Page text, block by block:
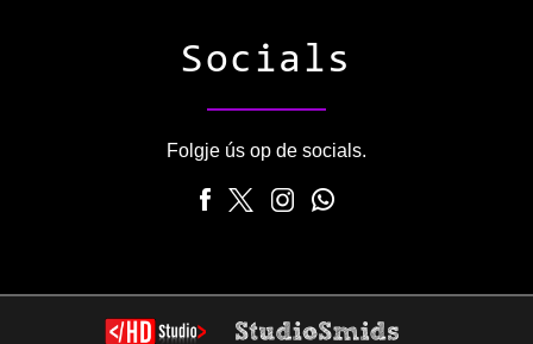
Socials
Folgje ús op de socials.